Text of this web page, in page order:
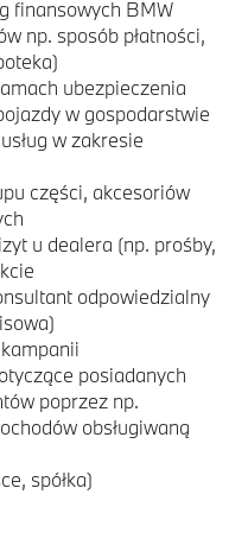
finansowych BMW
np. sposób płatności,
ubezpieczenia
w gospodarstwie
w zakresie
części, akcesoriów
u dealera (np. prośby,
odpowiedzialny
posiadanych
poprzez np.
obsługiwaną
spółka)